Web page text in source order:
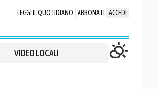
LEGGI IL QUOTIDIANO ABBONATI ACCEDI
VIDEO LOCALI